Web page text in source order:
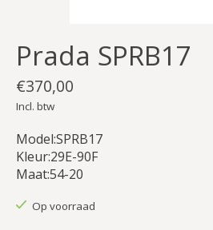
Prada SPRB17
€370,00
Incl. btw
Model:SPRB17
Kleur:29E-90F
Maat:54-20
Op voorraad